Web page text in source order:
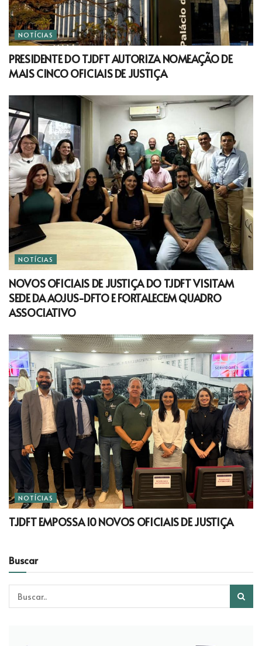
NOTÍCIAS
PRESIDENTE DO TJDFT AUTORIZA NOMEAÇÃO DE
MAIS CINCO OFICIAIS DE JUSTIÇA
NOTÍCIAS
NOVOS OFICIAIS DE JUSTIÇA DO TJDFT VISITAM
SEDE DA AOJUS-DFTO E FORTALECEM QUADRO
ASSOCIATIVO
NOTÍCIAS
TJDFT EMPOSSA 10 NOVOS OFICIAIS DE JUSTIÇA
Buscar